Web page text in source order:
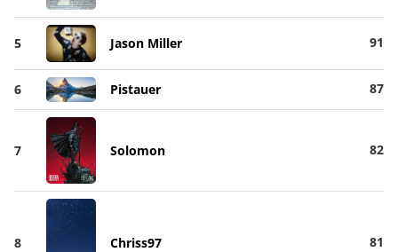
5 Jason Miller 91
6 Pistauer 87
7 Solomon 82
8 Chriss97 81